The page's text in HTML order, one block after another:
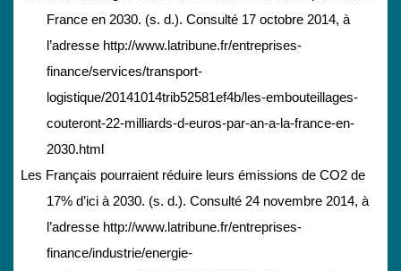
France en 2030. (s. d.). Consulté 17 octobre 2014, à
l’adresse http://www.latribune.fr/entreprises-
finance/services/transport-
logistique/20141014trib52581ef4b/les-embouteillages-
couteront-22-milliards-d-euros-par-an-a-la-france-en-
2030.html
Les Français pourraient réduire leurs émissions de CO2 de
17% d’ici à 2030. (s. d.). Consulté 24 novembre 2014, à
l’adresse http://www.latribune.fr/entreprises-
finance/industrie/energie-